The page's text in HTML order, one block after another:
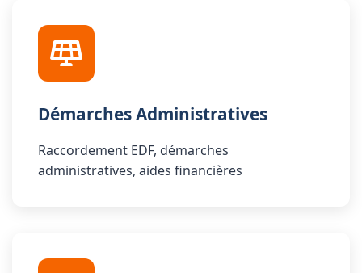
Démarches Administratives
Raccordement EDF, démarches
administratives, aides financières